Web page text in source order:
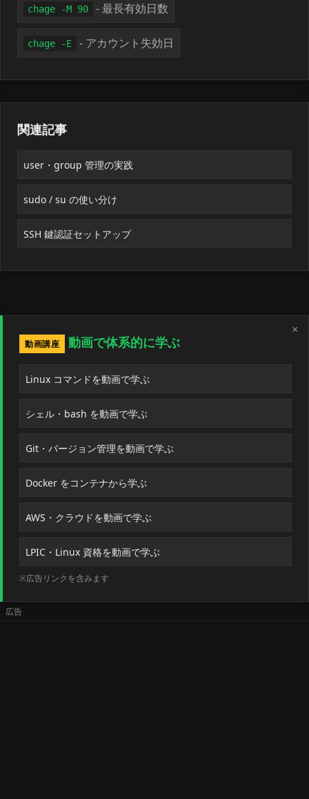
chage -M 90 - 最長有効日数
chage -E - アカウント失効日
関連記事
user・group 管理の実践
sudo / su の使い分け
SSH 鍵認証セットアップ
×
動画講座
動画で体系的に学ぶ
Linux コマンドを動画で学ぶ
シェル・bash を動画で学ぶ
Git・バージョン管理を動画で学ぶ
Docker をコンテナから学ぶ
AWS・クラウドを動画で学ぶ
LPIC・Linux 資格を動画で学ぶ
※広告リンクを含みます